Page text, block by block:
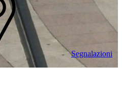
Segnalazioni